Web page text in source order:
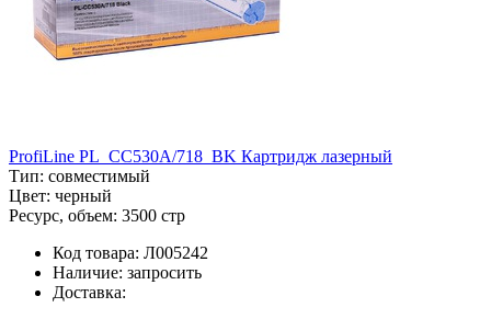
ProfiLine PL_CC530A/718_BK Картридж лазерный
Тип: совместимый
Цвет: черный
Ресурс, объем: 3500 стр
Код товара: Л005242
Наличие: запросить
Доставка: